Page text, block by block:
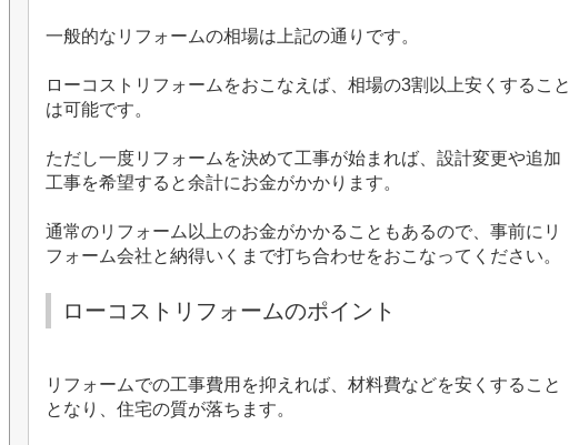
一般的なリフォームの相場は上記の通りです。
ローコストリフォームをおこなえば、相場の3割以上安くすること
は可能です。
ただし一度リフォームを決めて工事が始まれば、設計変更や追加
工事を希望すると余計にお金がかかります。
通常のリフォーム以上のお金がかかることもあるので、事前にリ
フォーム会社と納得いくまで打ち合わせをおこなってください。
ローコストリフォームのポイント
リフォームでの工事費用を抑えれば、材料費などを安くすること
となり、住宅の質が落ちます。